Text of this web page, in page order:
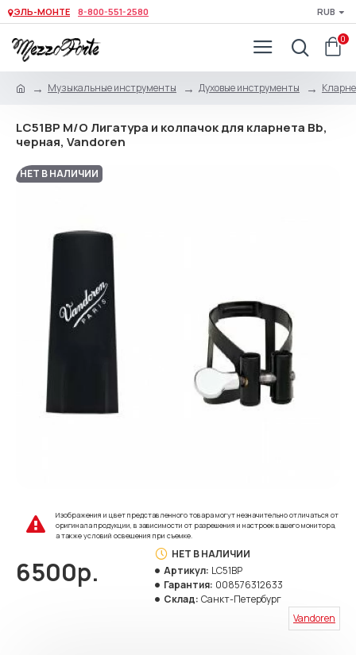
ЭЛЬ-МОНТЕ 8-800-551-2580 RUB
0
Музыкальные инструменты Духовые инструменты
LC51BP M/O Лигатура и колпачок для кларнета Bb,
черная, Vandoren
НЕТ В НАЛИЧИИ
Изображения и цвет представленного товара могут незначительно отличаться от
оригинала продукции, в зависимости от разрешения и настроек вашего монитора,
а также условий освещения при съемке.
6500р.
НЕТ В НАЛИЧИИ
Артикул: LC51BP
Гарантия: 008576312633
Склад: Санкт-Петербург
Vandoren